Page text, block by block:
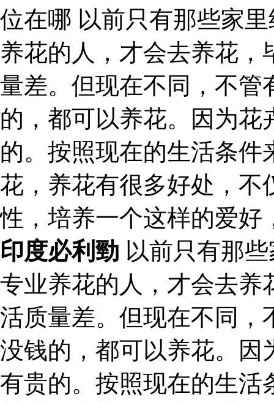
位在哪 以前只有那些家
养花的人，才会去养花
量差。但现在不同，不管
的，都可以养花。因为
的。按照现在的生活条
花，养花有很多好处，不
性，培养一个这样的爱好
印度必利勁 以前只有那
专业养花的人，才会去养
活质量差。但现在不同，
没钱的，都可以养花。因
有贵的。按照现在的生活